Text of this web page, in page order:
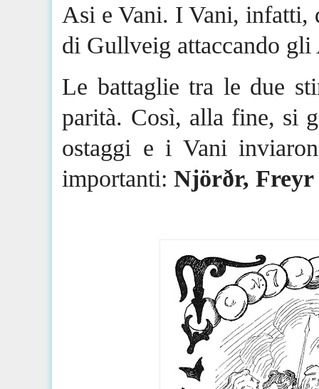
Asi e Vani. I Vani, infatti,
di Gullveig attaccando gli
Le battaglie tra le due
parità. Così, alla fine, si
ostaggi e i Vani
importanti:Njörðr,Freyr